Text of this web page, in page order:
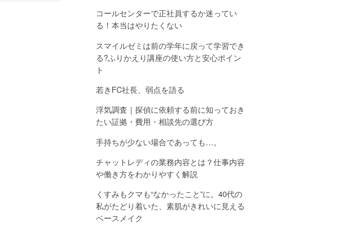
コールセンターで正社員するか迷ってい
る！本当はやりたくない
スマイルゼミは前の学年に戻って学習でき
る?ふりかえり講座の使い方と安心ポイン
ト
若きFC社長、弱点を語る
浮気調査｜探偵に依頼する前に知っておき
たい証拠・費用・相談先の選び方
手持ちが少ない場合であっても…。
チャットレディの業務内容とは？仕事内容
や働き方をわかりやすく解説
くすみもクマも“なかったこと”に。40代の
私がたどり着いた、素肌がきれいに見える
ベースメイク